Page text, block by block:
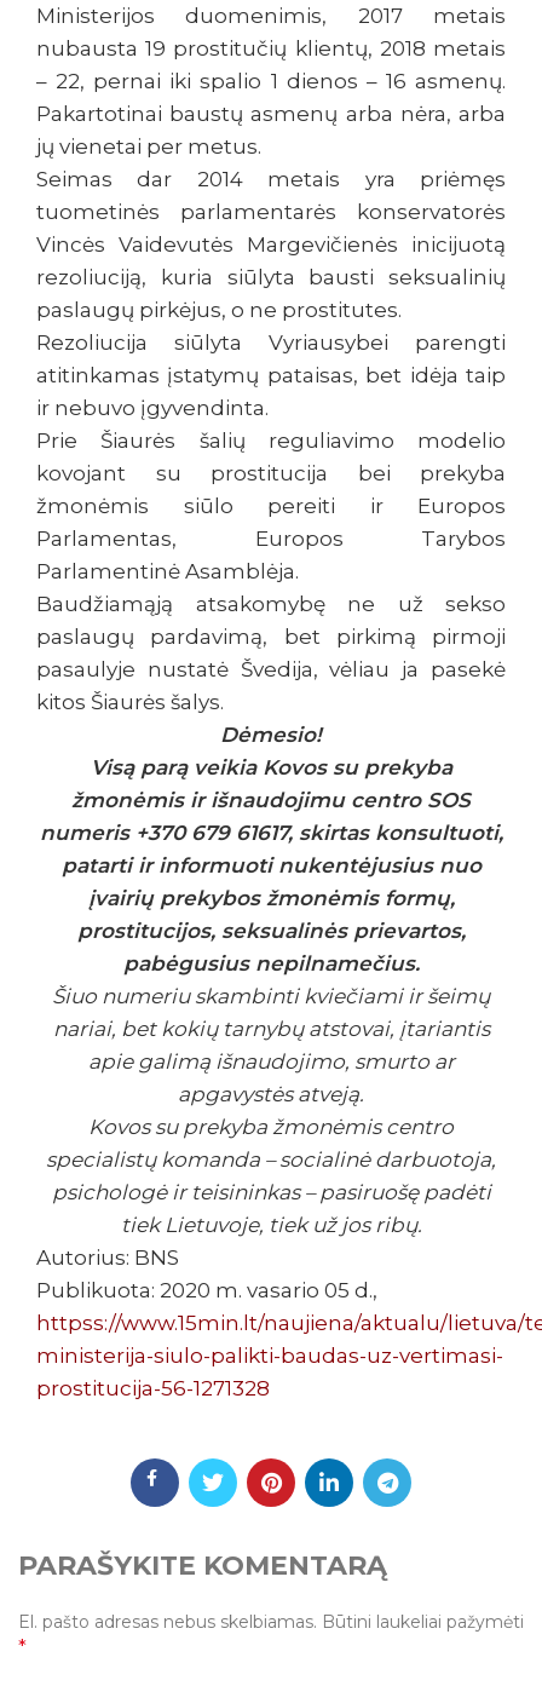
Ministerijos duomenimis, 2017 metais
nubausta 19 prostitučių klientų, 2018 metais
– 22, pernai iki spalio 1 dienos – 16 asmenų.
Pakartotinai baustų asmenų arba nėra, arba
jų vienetai per metus.
Seimas dar 2014 metais yra priėmęs
tuometinės parlamentarės konservatorės
Vincės Vaidevutės Margevičienės inicijuotą
rezoliuciją, kuria siūlyta bausti seksualinių
paslaugų pirkėjus, o ne prostitutes.
Rezoliucija siūlyta Vyriausybei parengti
atitinkamas įstatymų pataisas, bet idėja taip
ir nebuvo įgyvendinta.
Prie Šiaurės šalių reguliavimo modelio
kovojant su prostitucija bei prekyba
žmonėmis siūlo pereiti ir Europos
Parlamentas, Europos Tarybos
Parlamentinė Asamblėja.
Baudžiamąją atsakomybę ne už sekso
paslaugų pardavimą, bet pirkimą pirmoji
pasaulyje nustatė Švedija, vėliau ja pasekė
kitos Šiaurės šalys.
Dėmesio!
Visą parą veikia Kovos su prekyba
žmonėmis ir išnaudojimu centro SOS
numeris +370 679 61617, skirtas konsultuoti,
patarti ir informuoti nukentėjusius nuo
įvairių prekybos žmonėmis formų,
prostitucijos, seksualinės prievartos,
pabėgusius nepilnamečius.
Šiuo numeriu skambinti kviečiami ir šeimų
nariai, bet kokių tarnybų atstovai, įtariantis
apie galimą išnaudojimo, smurto ar
apgavystės atveją.
Kovos su prekyba žmonėmis centro
specialistų komanda – socialinė darbuotoja,
psichologė ir teisininkas – pasiruošę padėti
tiek Lietuvoje, tiek už jos ribų.
Autorius: BNS
Publikuota: 2020 m. vasario 05 d.,
httpss://www.15min.lt/naujiena/aktualu/lietuva/
ministerija-siulo-palikti-baudas-uz-vertimasi-
prostitucija-56-1271328
PARAŠYKITE KOMENTARĄ
El. pašto adresas nebus skelbiamas. Būtini laukeliai pažymėti
*